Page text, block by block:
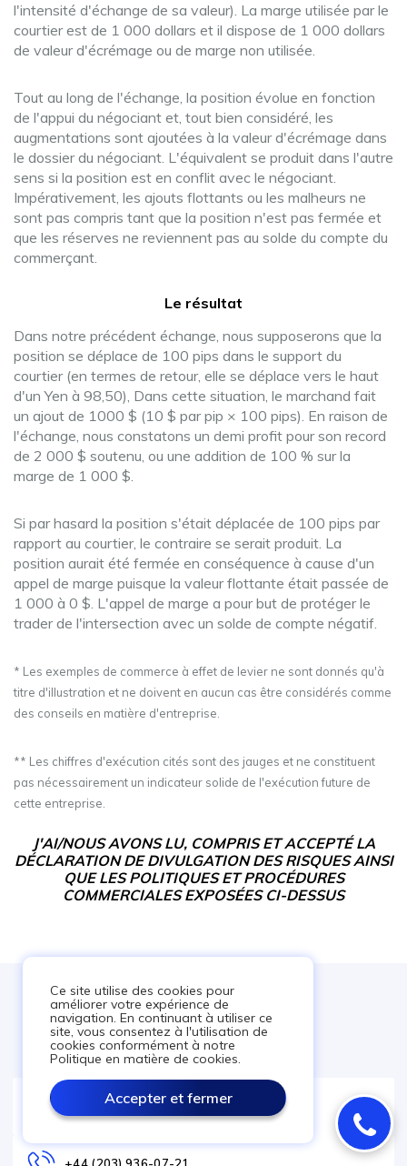
l'intensité d'échange de sa valeur). La marge utilisée par le
courtier est de 1 000 dollars et il dispose de 1 000 dollars
de valeur d'écrémage ou de marge non utilisée.
Tout au long de l'échange, la position évolue en fonction
de l'appui du négociant et, tout bien considéré, les
augmentations sont ajoutées à la valeur d'écrémage dans
le dossier du négociant. L'équivalent se produit dans l'autre
sens si la position est en conflit avec le négociant.
Impérativement, les ajouts flottants ou les malheurs ne
sont pas compris tant que la position n'est pas fermée et
que les réserves ne reviennent pas au solde du compte du
commerçant.
Le résultat
Dans notre précédent échange, nous supposerons que la
position se déplace de 100 pips dans le support du
courtier (en termes de retour, elle se déplace vers le haut
d'un Yen à 98,50), Dans cette situation, le marchand fait
un ajout de 1000 $ (10 $ par pip × 100 pips). En raison de
l'échange, nous constatons un demi profit pour son record
de 2 000 $ soutenu, ou une addition de 100 % sur la
marge de 1 000 $.
Si par hasard la position s'était déplacée de 100 pips par
rapport au courtier, le contraire se serait produit. La
position aurait été fermée en conséquence à cause d'un
appel de marge puisque la valeur flottante était passée de
1 000 à 0 $. L'appel de marge a pour but de protéger le
trader de l'intersection avec un solde de compte négatif.
* Les exemples de commerce à effet de levier ne sont donnés qu'à
titre d'illustration et ne doivent en aucun cas être considérés comme
des conseils en matière d'entreprise.
** Les chiffres d'exécution cités sont des jauges et ne constituent
pas nécessairement un indicateur solide de l'exécution future de
cette entreprise.
J'AI/NOUS AVONS LU, COMPRIS ET ACCEPTÉ LA
DÉCLARATION DE DIVULGATION DES RISQUES AINSI
QUE LES POLITIQUES ET PROCÉDURES
COMMERCIALES EXPOSÉES CI-DESSUS
LIVE CHAT
Ce site utilise des cookies pour
améliorer votre expérience de
navigation. En continuant à utiliser ce
site, vous consentez à l'utilisation de
cookies conformément à notre
Politique en matière de cookies.
Accepter et fermer